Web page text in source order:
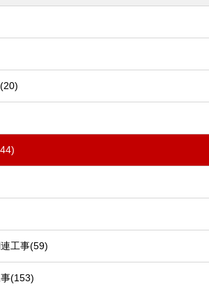
(20)
工事(59)
(153)